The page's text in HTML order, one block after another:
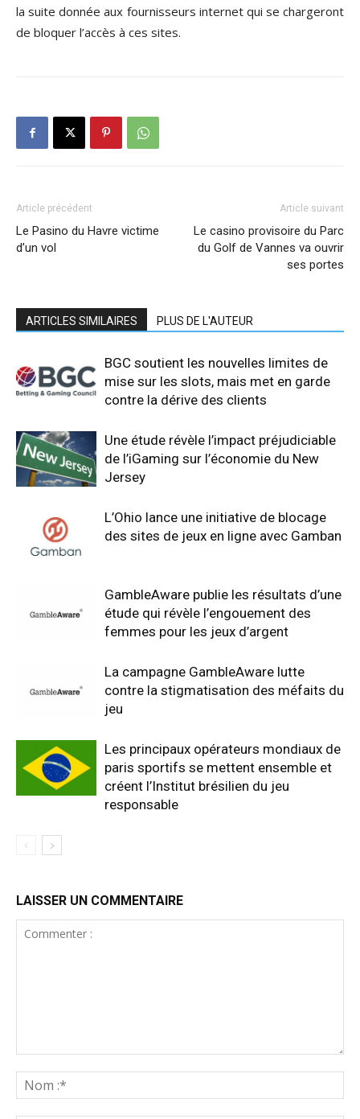
la suite donnée aux fournisseurs internet qui se chargeront
de bloquer l’accès à ces sites.
Article précédent
Le Pasino du Havre victime
d’un vol
Article suivant
Le casino provisoire du Parc
du Golf de Vannes va ouvrir
ses portes
ARTICLES SIMILAIRES PLUS DE L'AUTEUR
BGC soutient les nouvelles limites de
mise sur les slots, mais met en garde
contre la dérive des clients
Une étude révèle l’impact préjudiciable
de l’iGaming sur l’économie du New
Jersey
L’Ohio lance une initiative de blocage
des sites de jeux en ligne avec Gamban
GambleAware publie les résultats d’une
étude qui révèle l’engouement des
femmes pour les jeux d’argent
La campagne GambleAware lutte
contre la stigmatisation des méfaits du
jeu
Les principaux opérateurs mondiaux de
paris sportifs se mettent ensemble et
créent l’Institut brésilien du jeu
responsable
LAISSER UN COMMENTAIRE